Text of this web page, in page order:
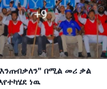
እንጠብቃለን" በሚል መሪ ቃል
ነዉ